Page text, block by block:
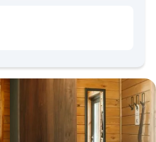
и столовые зоны.
на лошадях,
качели. Рядом с
«Гора филина» и
Расстояние до
вокзала -